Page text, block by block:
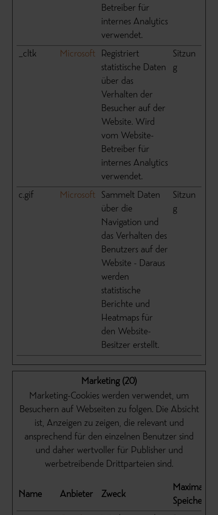
Betreiber für
internes Analytics
verwendet.
_cltk Microsoft
Registriert
statistische Daten
über das
Verhalten der
Besucher auf der
Website. Wird
vom Website-
Betreiber für
internes Analytics
verwendet.
Sitzun
g
c.gif Microsoft
Sammelt Daten
über die
Navigation und
das Verhalten des
Benutzers auf der
Website - Daraus
werden
statistische
Berichte und
Heatmaps für
den Website-
Besitzer erstellt.
Sitzun
g
Marketing (20)
Marketing-Cookies werden verwendet, um
Besuchern auf Webseiten zu folgen. Die Absicht
ist, Anzeigen zu zeigen, die relevant und
ansprechend für den einzelnen Benutzer sind
und daher wertvoller für Publisher und
werbetreibende Drittparteien sind.
Name Anbieter Zweck
Maximale